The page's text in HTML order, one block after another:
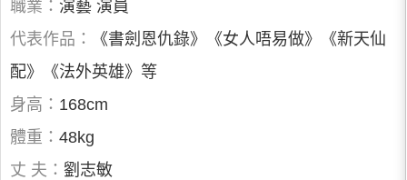
職業： 演藝 演員
代表作品：
《書劍恩仇錄》《女人唔易做》《新天仙
配》《法外英雄》等
身高： 168cm
體重： 48kg
丈 夫： 劉志敏